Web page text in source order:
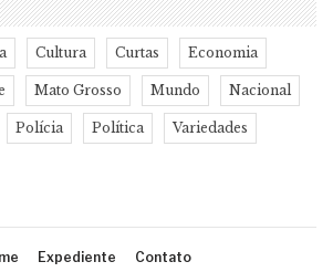
Cultura Curtas Economia
Mato Grosso Mundo Nacional
Polícia Política Variedades
Expediente Contato